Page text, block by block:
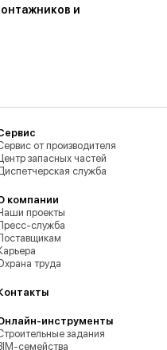
и
от производителя
запасных частей
служба
компании
проекты
служба
труда
инструменты
задания
семейства